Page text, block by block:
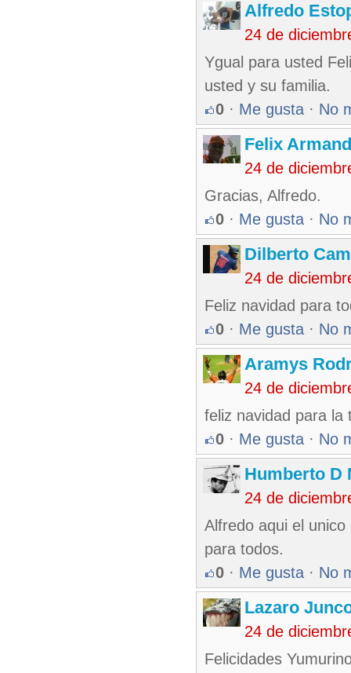
Alfredo
24 de
Ygual para usted
usted y su familia.
0 · Me gusta · No
Felix
24 de
Gracias, Alfredo.
0 · Me gusta · No
Dilberto
24 de
Feliz navidad para
0 · Me gusta · No
Aramys
24 de
feliz navidad para la
0 · Me gusta · No
Humberto D
24 de
Alfredo aqui el
para todos.
0 · Me gusta · No
Lazaro
24 de
Felicidades